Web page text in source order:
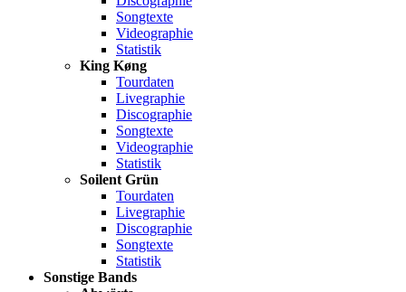
Songtexte
Videographie
Statistik
King Køng
Tourdaten
Livegraphie
Discographie
Songtexte
Videographie
Statistik
Soilent Grün
Tourdaten
Livegraphie
Discographie
Songtexte
Statistik
Sonstige Bands